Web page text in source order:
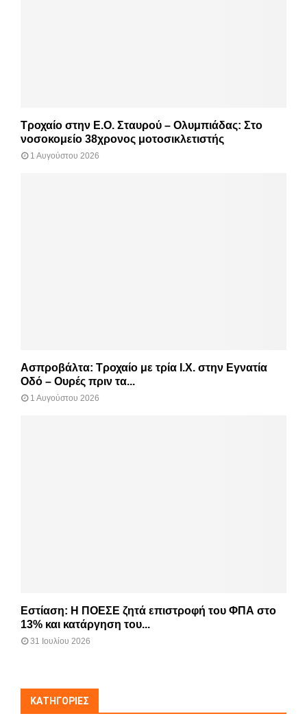
Τροχαίο στην Ε.Ο. Σταυρού – Ολυμπιάδας: Στο
νοσοκομείο 38χρονος μοτοσικλετιστής
1 Αυγούστου 2026
Ασπροβάλτα: Τροχαίο με τρία Ι.Χ. στην Εγνατία
Οδό – Ουρές πριν τα...
1 Αυγούστου 2026
Εστίαση: Η ΠΟΕΣΕ ζητά επιστροφή του ΦΠΑ στο
13% και κατάργηση του...
31 Ιουλίου 2026
KΑΤΗΓΟΡΊΕΣ